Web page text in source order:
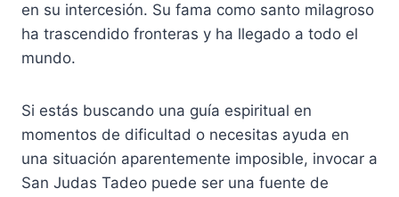
en su intercesión. Su fama como santo milagroso
ha trascendido fronteras y ha llegado a todo el
mundo.
Si estás buscando una guía espiritual en
momentos de dificultad o necesitas ayuda en
una situación aparentemente imposible, invocar a
San Judas Tadeo puede ser una fuente de